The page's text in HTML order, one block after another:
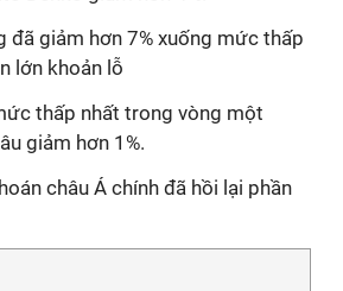
đã giảm hơn 7% xuống mức thấp
lớn khoản lỗ
thấp nhất trong vòng một
giảm hơn 1%.
châu Á chính đã hồi lại phần